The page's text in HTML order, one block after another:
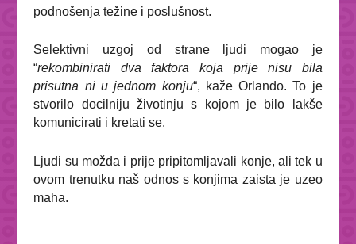
podnošenja težine i poslušnost.
Selektivni uzgoj od strane ljudi mogao je
“rekombinirati dva faktora koja prije nisu bila
prisutna ni u jednom konju“, kaže Orlando. To je
stvorilo docilniju životinju s kojom je bilo lakše
komunicirati i kretati se.
Ljudi su možda i prije pripitomljavali konje, ali tek u
ovom trenutku naš odnos s konjima zaista je uzeo
maha.